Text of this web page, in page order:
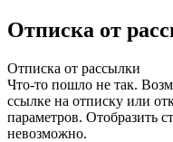
Отписка от
Отписка от рассылки
Что-то пошло не так.
ссылке на отписку или
параметров. Отобразить
невозможно.